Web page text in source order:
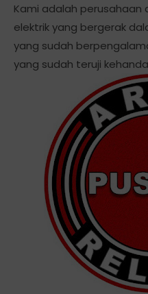
Kami adalah perusahaan
elektrik yang bergerak
yang sudah
yang sudah teruji